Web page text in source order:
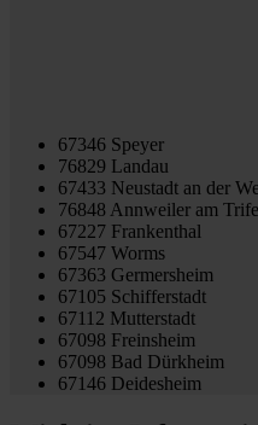
67346 Speyer
76829 Landau
67433 Neustadt an der
76848 Annweiler am
67227 Frankenthal
67547 Worms
67363 Germersheim
67105 Schifferstadt
67112 Mutterstadt
67098 Freinsheim
67098 Bad Dürkheim
67146 Deidesheim